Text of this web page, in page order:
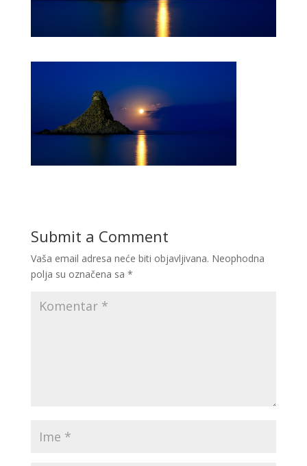
Submit a Comment
Vaša email adresa neće biti objavljivana. Neophodna
polja su označena sa *